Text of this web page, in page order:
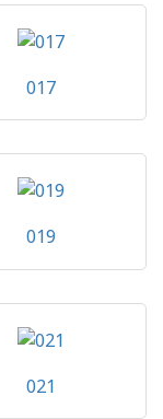
017
019
021